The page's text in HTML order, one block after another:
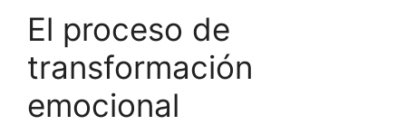
El proceso de
transformación
emocional